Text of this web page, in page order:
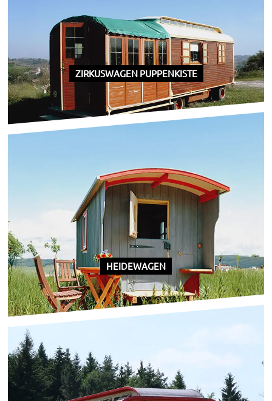
ZIRKUSWAGEN PUPPENKISTE
HEIDEWAGEN